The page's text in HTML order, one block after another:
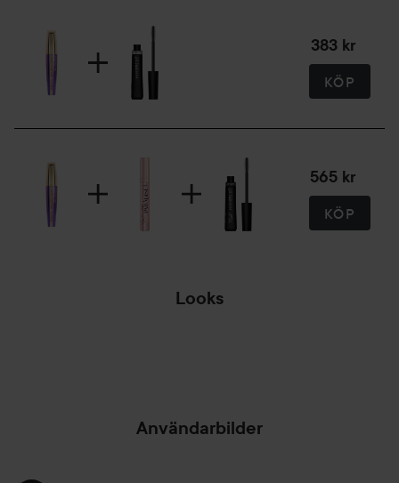
383 kr
KÖP
565 kr
KÖP
Looks
Användarbilder